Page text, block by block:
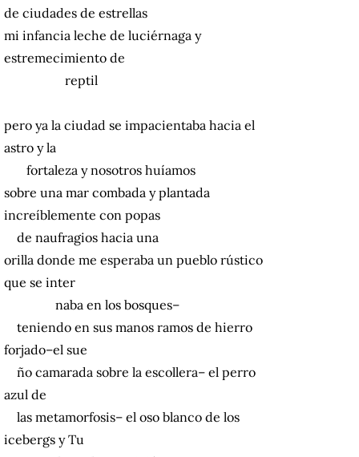
de ciudades de estrellas
mi infancia leche de luciérnaga y
estremecimiento de
reptil
pero ya la ciudad se impacientaba hacia el
astro y la
fortaleza y nosotros huíamos
sobre una mar combada y plantada
increíblemente con popas
de naufragios hacia una
orilla donde me esperaba un pueblo rústico
que se inter
naba en los bosques–
teniendo en sus manos ramos de hierro
forjado–el sue
ño camarada sobre la escollera– el perro
azul de
las metamorfosis– el oso blanco de los
icebergs y Tu